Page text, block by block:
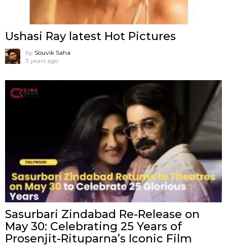
Ushasi Ray latest Hot Pictures
by Souvik Saha
3 years ago
Sasurbari Zindabad Re-Release on
May 30: Celebrating 25 Years of
Prosenjit-Rituparna’s Iconic Film